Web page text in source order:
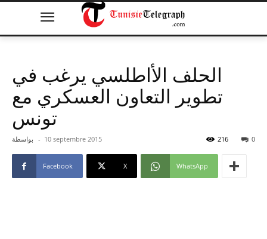
الحلف الأاطلسي يرغب في
تطوير التعاون العسكري مع
تونس
بواسطة - 10 septembre 2015 0
216
Facebook X WhatsApp